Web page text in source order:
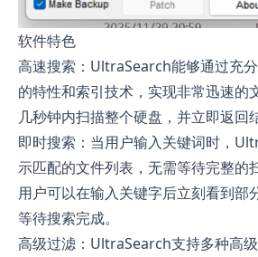
软件特色
高速搜索：UltraSearch能够通过充
的特性和索引技术，实现非常迅速的
几秒钟内扫描整个硬盘，并立即返回
即时搜索：当用户输入关键词时，
示匹配的文件列表，无需等待完整的
用户可以在输入关键字后立刻看到部
等待搜索完成。
高级过滤：UltraSearch支持多种高